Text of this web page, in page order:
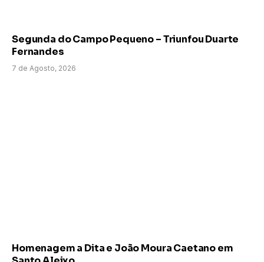
Segunda do Campo Pequeno – Triunfou Duarte
Fernandes
7 de Agosto, 2026
Homenagem a Dita e João Moura Caetano em